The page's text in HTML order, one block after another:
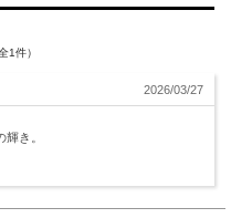
1件）
2026/03/27
き。